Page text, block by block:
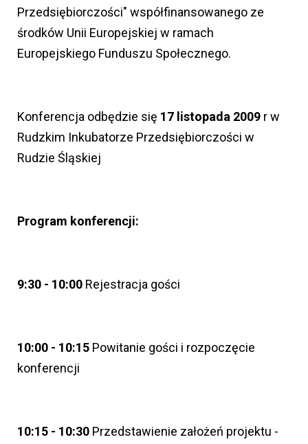
Przedsiębiorczości" współfinansowanego ze
środków Unii Europejskiej w ramach
Europejskiego Funduszu Społecznego.
Konferencja odbędzie się 17 listopada 2009 r w
Rudzkim Inkubatorze Przedsiębiorczości w
Rudzie Śląskiej
Program konferencji:
9:30 - 10:00 Rejestracja gości
10:00 - 10:15 Powitanie gości i rozpoczęcie
konferencji
10:15 - 10:30 Przedstawienie założeń projektu -